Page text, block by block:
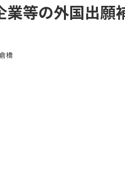
業等の外国出願
橋